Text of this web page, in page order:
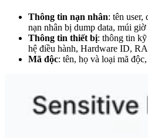
Thông tin nạn nhân: tên user,
nạn nhân bị dump data, múi giờ
Thông tin thiết bị: thông tin
hệ điều hành, Hardware ID,
Mã độc: tên, họ và loại mã